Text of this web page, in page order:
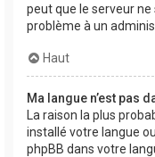
peut que le serveur ne
problème à un
Haut
Ma langue n’est pas
La raison la plus
installé votre langue
phpBB dans votre